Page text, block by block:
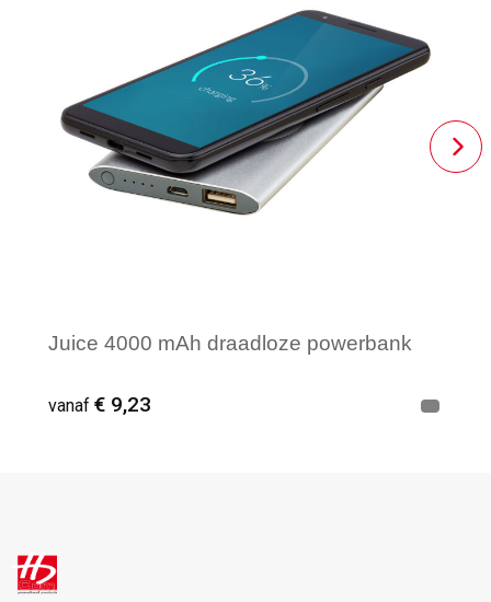
Juice 4000 mAh draadloze powerbank
vanaf € 9,23